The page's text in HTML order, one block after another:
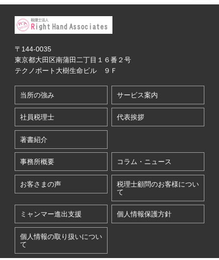
〒144-0035
東京都大田区南蒲田二丁目１６番２号
テクノポート大樹生命ビル ９Ｆ
当所の強み サービス案内
社員税理士 代表挨拶
著書紹介
事務所概要 コラム・ニュース
お客さまの声
税理士顧問のお客様につい
て
ミャンマー進出支援 個人情報保護方針
個人情報の取り扱いについ
て